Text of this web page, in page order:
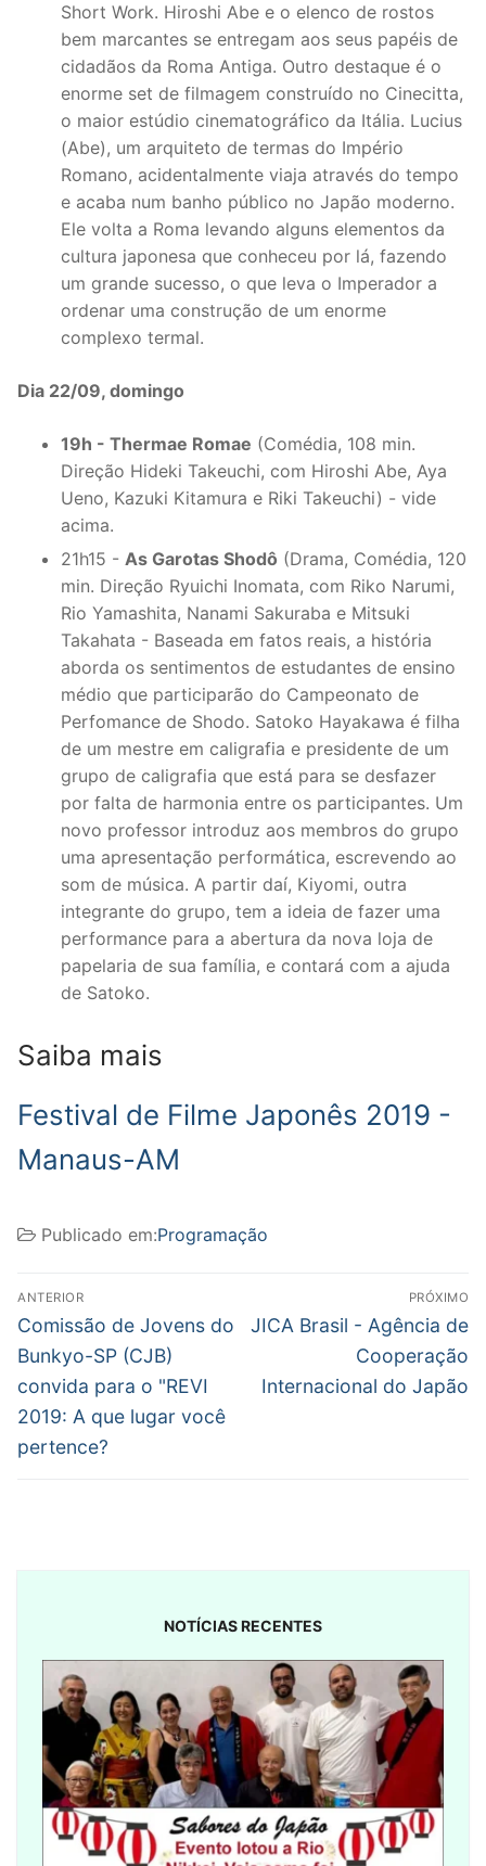
Short Work. Hiroshi Abe e o elenco de rostos
bem marcantes se entregam aos seus papéis de
cidadãos da Roma Antiga. Outro destaque é o
enorme set de filmagem construído no Cinecitta,
o maior estúdio cinematográfico da Itália. Lucius
(Abe), um arquiteto de termas do Império
Romano, acidentalmente viaja através do tempo
e acaba num banho público no Japão moderno.
Ele volta a Roma levando alguns elementos da
cultura japonesa que conheceu por lá, fazendo
um grande sucesso, o que leva o Imperador a
ordenar uma construção de um enorme
complexo termal.
Dia 22/09, domingo
19h - Thermae Romae (Comédia, 108 min.
Direção Hideki Takeuchi, com Hiroshi Abe, Aya
Ueno, Kazuki Kitamura e Riki Takeuchi) - vide
acima.
21h15 - As Garotas Shodô (Drama, Comédia, 120
min. Direção Ryuichi Inomata, com Riko Narumi,
Rio Yamashita, Nanami Sakuraba e Mitsuki
Takahata - Baseada em fatos reais, a história
aborda os sentimentos de estudantes de ensino
médio que participarão do Campeonato de
Perfomance de Shodo. Satoko Hayakawa é filha
de um mestre em caligrafia e presidente de um
grupo de caligrafia que está para se desfazer
por falta de harmonia entre os participantes. Um
novo professor introduz aos membros do grupo
uma apresentação performática, escrevendo ao
som de música. A partir daí, Kiyomi, outra
integrante do grupo, tem a ideia de fazer uma
performance para a abertura da nova loja de
papelaria de sua família, e contará com a ajuda
de Satoko.
Saiba mais
Festival de Filme Japonês 2019 -
Manaus-AM
Publicado em:Programação
Navegação
de
Post
ANTERIOR
Post
anterior:
Comissão de Jovens do
Bunkyo-SP (CJB)
convida para o "REVI
2019: A que lugar você
pertence?
PRÓXIMO
Próximo
JICA Brasil - Agência de
Cooperação
Internacional do Japão
NOTÍCIAS RECENTES